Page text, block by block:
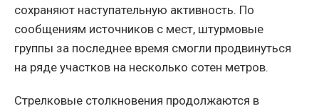
сохраняют наступательную активность. По
сообщениям источников с мест, штурмовые
группы за последнее время смогли продвинуться
на ряде участков на несколько сотен метров.
Стрелковые столкновения продолжаются в